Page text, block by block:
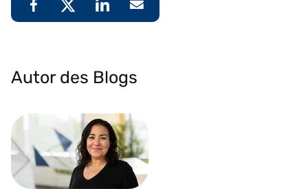
Autor des Blogs